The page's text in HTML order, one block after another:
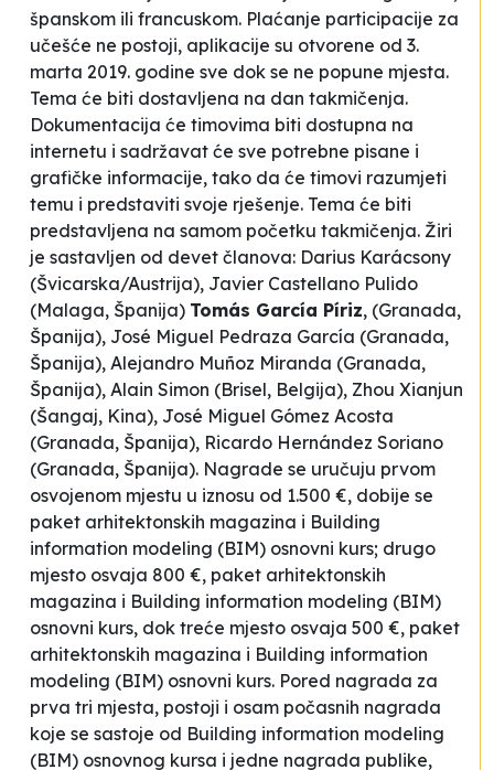
španskom ili francuskom. Plaćanje participacije za
učešće ne postoji, aplikacije su otvorene od 3.
marta 2019. godine sve dok se ne popune mjesta.
Tema će biti dostavljena na dan takmičenja.
Dokumentacija će timovima biti dostupna na
internetu i sadržavat će sve potrebne pisane i
grafičke informacije, tako da će timovi razumjeti
temu i predstaviti svoje rješenje. Tema će biti
predstavljena na samom početku takmičenja. Žiri
je sastavljen od devet članova: Darius Karácsony
(Švicarska/Austrija), Javier Castellano Pulido
(Malaga, Španija) Tomás García Píriz, (Granada,
Španija), José Miguel Pedraza García (Granada,
Španija), Alejandro Muñoz Miranda (Granada,
Španija), Alain Simon (Brisel, Belgija), Zhou Xianjun
(Šangaj, Kina), José Miguel Gómez Acosta
(Granada, Španija), Ricardo Hernández Soriano
(Granada, Španija). Nagrade se uručuju prvom
osvojenom mjestu u iznosu od 1.500 €, dobije se
paket arhitektonskih magazina i Building
information modeling (BIM) osnovni kurs; drugo
mjesto osvaja 800 €, paket arhitektonskih
magazina i Building information modeling (BIM)
osnovni kurs, dok treće mjesto osvaja 500 €, paket
arhitektonskih magazina i Building information
modeling (BIM) osnovni kurs. Pored nagrada za
prva tri mjesta, postoji i osam počasnih nagrada
koje se sastoje od Building information modeling
(BIM) osnovnog kursa i jedne nagrada publike,